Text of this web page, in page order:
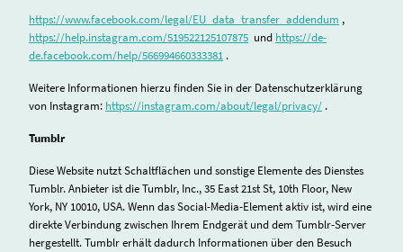
https://www.facebook.com/legal/EU_data_transfer_addendum ,
https://help.instagram.com/519522125107875 und https://de-
de.facebook.com/help/566994660333381 .
Weitere Informationen hierzu finden Sie in der Datenschutzerklärung
von Instagram: https://instagram.com/about/legal/privacy/ .
Tumblr
Diese Website nutzt Schaltflächen und sonstige Elemente des Dienstes
Tumblr. Anbieter ist die Tumblr, Inc., 35 East 21st St, 10th Floor, New
York, NY 10010, USA. Wenn das Social-Media-Element aktiv ist, wird eine
direkte Verbindung zwischen Ihrem Endgerät und dem Tumblr-Server
hergestellt. Tumblr erhält dadurch Informationen über den Besuch